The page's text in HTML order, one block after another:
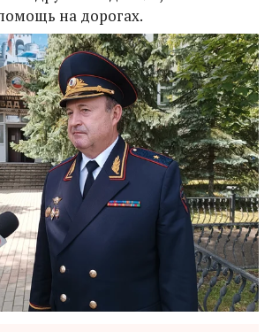
на дорогах.